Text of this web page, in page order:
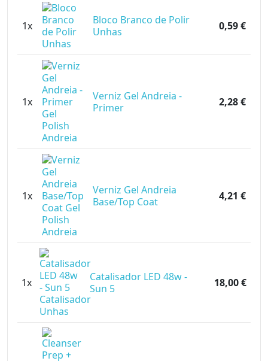
1x
Bloco Branco de Polir
Unhas
0,59 €
1x
Verniz Gel Andreia -
Primer
2,28 €
1x
Verniz Gel Andreia
Base/Top Coat
4,21 €
1x
Catalisador LED 48w -
Sun 5
18,00 €